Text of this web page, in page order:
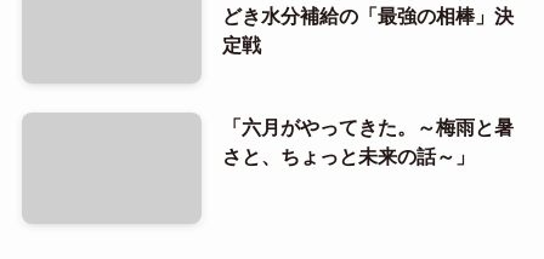
どき水分補給の「最強の相棒」決
定戦
「六月がやってきた。～梅雨と暑
さと、ちょっと未来の話～」